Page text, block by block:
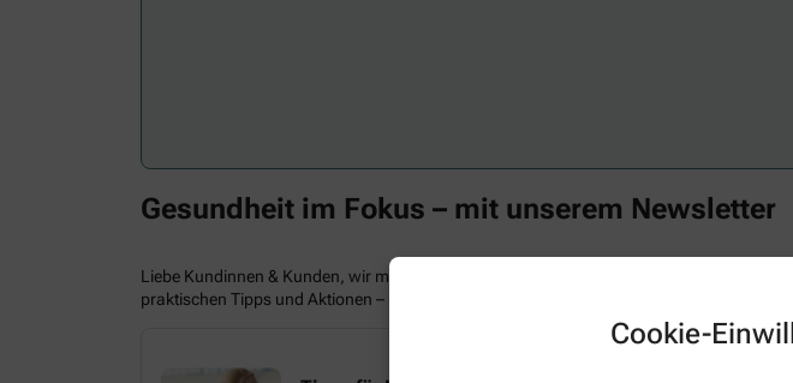
Cookie-
Gesundheit im Fokus – mit unserem Newsletter
Liebe Kundinnen & Kunden, wir möchten Sie und Ihre Familie mit spannenden Themen
praktischen Tipps und Aktionen – bleiben Sie informiert mit unserem Newsletter.